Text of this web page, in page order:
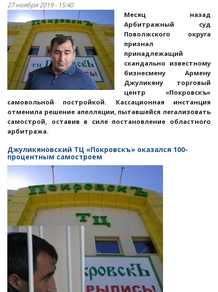
и
помогают
владельцу
энгельсской
«Зимней
вишни»
27 ноября 2019 - 15:40
Месяц назад
Арбитражный суд
Поволжского округа
признал
принадлежащий
скандально известному
бизнесмену Армену
Джуликяну торговый
центр «Покровскъ»
самовольной постройкой. Кассационная инстанция
отменила решение апелляции, пытавшейся легализовать
самострой, оставив в силе постановление областного
арбитража.
Джуликяновский ТЦ «Покровскъ» оказался 100-
процентным самостроем